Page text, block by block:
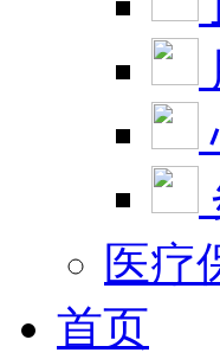
医疗
首页